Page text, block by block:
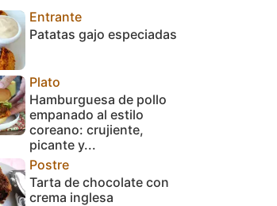
Salsas
calientes (salsa
Entrante
Patatas gajo especiadas
Plato
Hamburguesa de pollo
empanado al estilo
coreano: crujiente,
picante y...
Postre
Tarta de chocolate con
crema inglesa